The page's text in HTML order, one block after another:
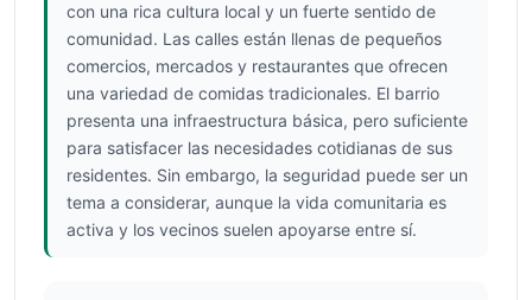
con una rica cultura local y un fuerte sentido de
comunidad. Las calles están llenas de pequeños
comercios, mercados y restaurantes que ofrecen
una variedad de comidas tradicionales. El barrio
presenta una infraestructura básica, pero suficiente
para satisfacer las necesidades cotidianas de sus
residentes. Sin embargo, la seguridad puede ser un
tema a considerar, aunque la vida comunitaria es
activa y los vecinos suelen apoyarse entre sí.